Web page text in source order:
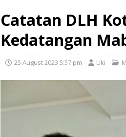
Catatan DLH
Kedatangan
25 August 2023 5:57 pm Uki